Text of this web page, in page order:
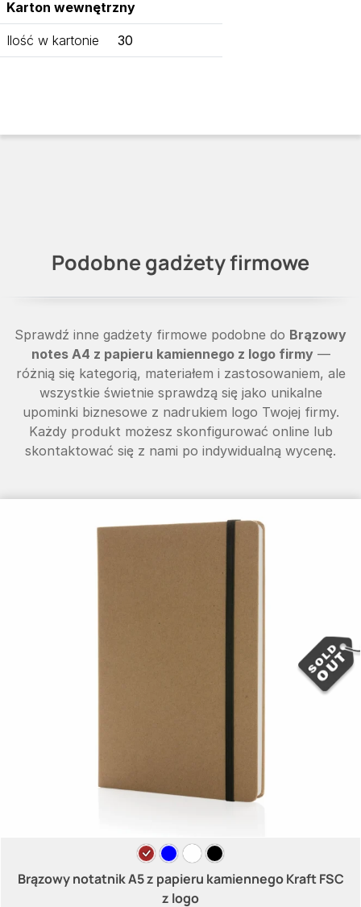
Karton wewnętrzny
Ilość w kartonie 30
Podobne gadżety firmowe
Sprawdź inne gadżety firmowe podobne do Brązowy
notes A4 z papieru kamiennego z logo firmy—
różnią się kategorią, materiałem i zastosowaniem, ale
wszystkie świetnie sprawdzą się jako unikalne
upominki biznesowe z nadrukiem logo Twojej firmy.
Każdy produkt możesz skonfigurować online lub
skontaktować się z nami po indywidualną wycenę.
Brązowy notatnik A5 z papieru kamiennego Kraft FSC
z logo